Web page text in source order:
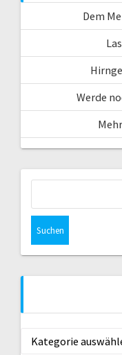
Dem
Werde
Kategorien